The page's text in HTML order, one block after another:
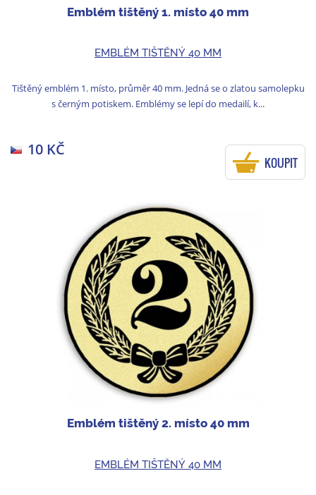
Emblém tištěný 1. místo 40 mm
EMBLÉM TIŠTĚNÝ 40 MM
Tištěný emblém 1. místo, průměr 40 mm. Jedná se o zlatou samolepku
s černým potiskem. Emblémy se lepí do medailí, k...
10 KČ
KOUPIT
Emblém tištěný 2. místo 40 mm
EMBLÉM TIŠTĚNÝ 40 MM